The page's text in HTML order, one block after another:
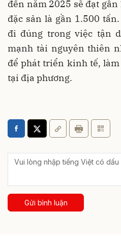
đến năm 2025 sẽ đạt
đặc sản là gần 1.500
đi đúng trong việc tận
mạnh tài nguyên thiên
để phát triển kinh tế, làm
tại địa phương.
Gửi bình luận